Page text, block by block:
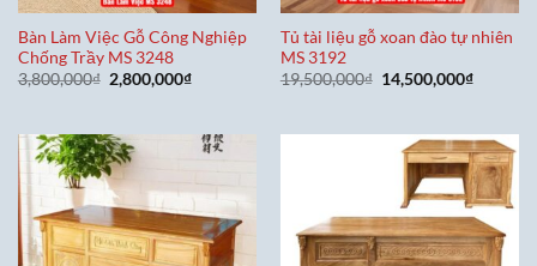
Bàn Làm Việc Gỗ Công Nghiệp
Chống Trầy MS 3248
3,800,000₫ Giá
gốc
2,800,000₫Giá
2,800,000₫.
Tủ tài liệu gỗ xoan đào tự nhiên
MS 3192
19,500,000₫ Giá
gốc
14,500,000₫Giá